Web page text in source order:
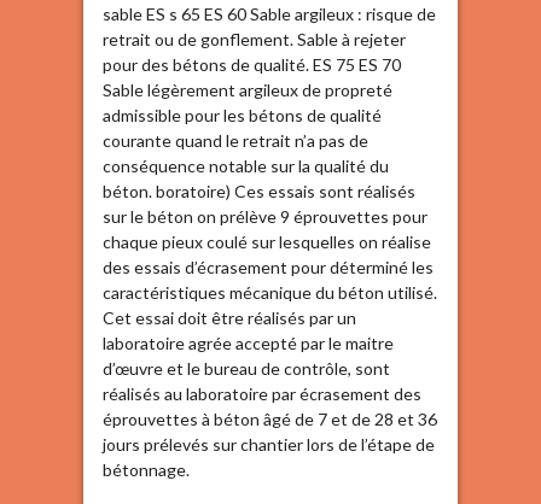
sable ES s 65 ES 60 Sable argileux : risque de
retrait ou de gonflement. Sable à rejeter
pour des bétons de qualité. ES 75 ES 70
Sable légèrement argileux de propreté
admissible pour les bétons de qualité
courante quand le retrait n’a pas de
conséquence notable sur la qualité du
béton. boratoire) Ces essais sont réalisés
sur le béton on prélève 9 éprouvettes pour
chaque pieux coulé sur lesquelles on réalise
des essais d’écrasement pour déterminé les
caractéristiques mécanique du béton utilisé.
Cet essai doit être réalisés par un
laboratoire agrée accepté par le maitre
d’œuvre et le bureau de contrôle, sont
réalisés au laboratoire par écrasement des
éprouvettes à béton âgé de 7 et de 28 et 36
jours prélevés sur chantier lors de l’étape de
bétonnage.